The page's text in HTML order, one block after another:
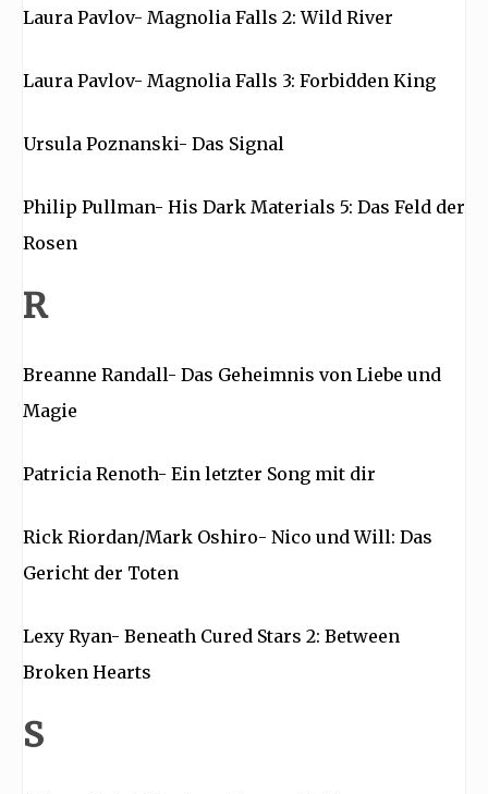
Laura Pavlov- Magnolia Falls 2: Wild River
Laura Pavlov- Magnolia Falls 3: Forbidden King
Ursula Poznanski- Das Signal
Philip Pullman- His Dark Materials 5: Das Feld der
Rosen
R
Breanne Randall- Das Geheimnis von Liebe und
Magie
Patricia Renoth- Ein letzter Song mit dir
Rick Riordan/Mark Oshiro- Nico und Will: Das
Gericht der Toten
Lexy Ryan- Beneath Cured Stars 2: Between
Broken Hearts
S